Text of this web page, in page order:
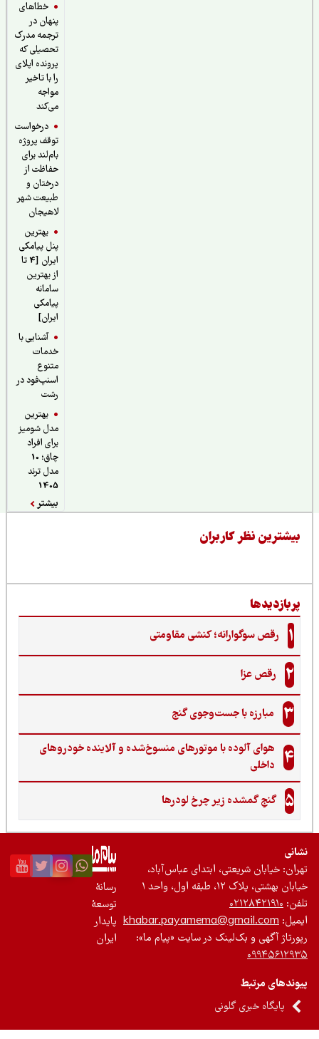
خطاهای
پنهان در
ترجمه مدرک
تحصیلی که
پرونده اپلای
را با تاخیر
درخواست
توقف پروژه
بام‌لند برای
حفاظت از
درختان و
طبیعت شهر
لاهیجان
بهترین
پنل پیامکی
ایران [4 تا
از بهترین
سامانه
پیامکی
آشنایی با
خدمات
اسنپ‌فود در
بهترین
مدل شومیز
برای افراد
چاق؛ 10
مدل ترند
نظر کاربران
رقص سوگوارانه؛ کنشی مقاومتی
رقص عزا
مبارزه با جست‌وجوی گنج‌
هوای آلوده با موتورهای منسوخ‌شده و آلاینده خودروهای
داخلی
گنجِ گمشده زیر چرخ لودرها
خیابان شریعتی، ابتدای عباس‌آباد،
بهشتی، پلاک ۱۲، طبقه اول، واحد ۱
۰۲۱۲۸۴۲۱۹۱۰
khabar.payamema@gmail.com
آگهی و بک‌لینک در سایت «پیام ما»:
مرتبط
پایگاه خبری گلونی
توسعۀ
پایدار
ایران